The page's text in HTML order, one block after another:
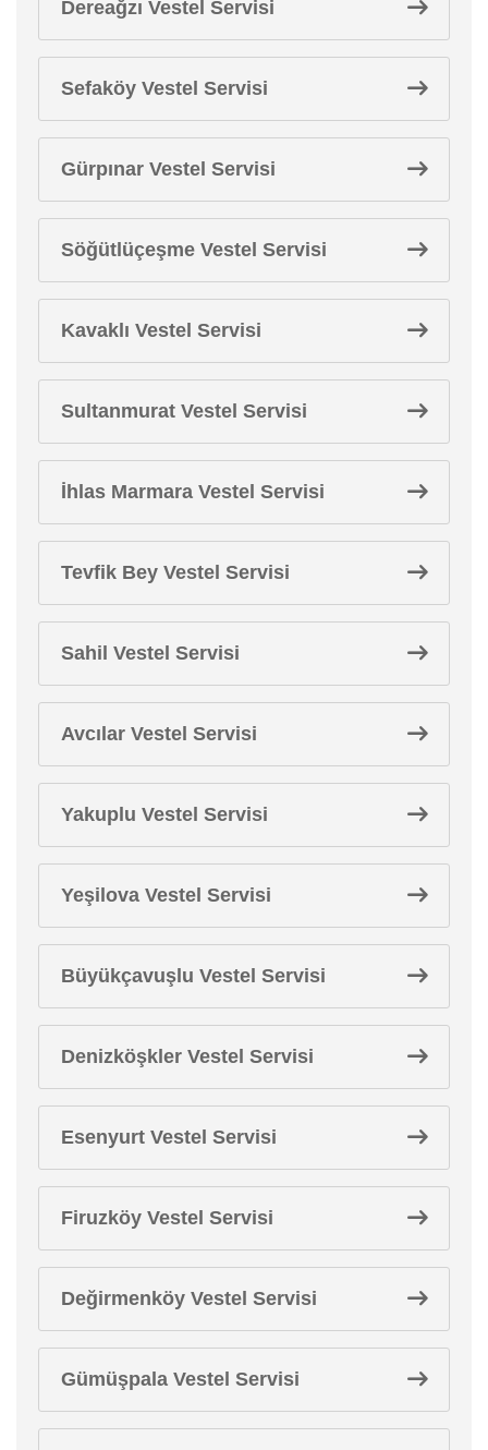
Dereağzı Vestel Servisi
Sefaköy Vestel Servisi
Gürpınar Vestel Servisi
Söğütlüçeşme Vestel Servisi
Kavaklı Vestel Servisi
Sultanmurat Vestel Servisi
İhlas Marmara Vestel Servisi
Tevfik Bey Vestel Servisi
Sahil Vestel Servisi
Avcılar Vestel Servisi
Yakuplu Vestel Servisi
Yeşilova Vestel Servisi
Büyükçavuşlu Vestel Servisi
Denizköşkler Vestel Servisi
Esenyurt Vestel Servisi
Firuzköy Vestel Servisi
Değirmenköy Vestel Servisi
Gümüşpala Vestel Servisi